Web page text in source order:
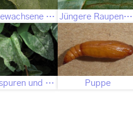
Ausgewachsene Raupe Jüngere Raupenstadien
Fraßspuren und Befallsbild Puppe